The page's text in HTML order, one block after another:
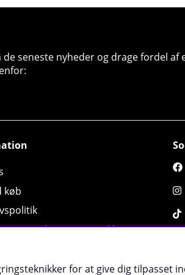
seneste nyheder og drage fordel
køb
Ombytning og Reklamation
butik
for at give dig tilpasset